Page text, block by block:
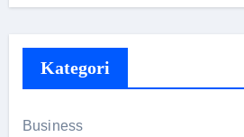
Kategori
Business